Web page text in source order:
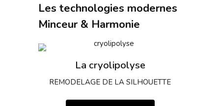
Les technologies modernes
Minceur & Harmonie
La cryolipolyse
REMODELAGE DE LA SILHOUETTE